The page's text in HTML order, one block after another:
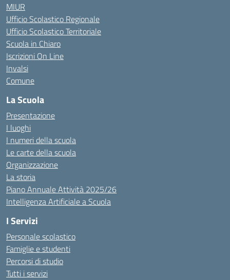
MIUR
Ufficio Scolastico Regionale
Ufficio Scolastico Territoriale
Scuola in Chiaro
Iscrizioni On Line
Invalsi
Comune
La Scuola
Presentazione
I luoghi
I numeri della scuola
Le carte della scuola
Organizzazione
La storia
Piano Annuale Attività 2025/26
Intelligenza Artificiale a Scuola
I Servizi
Personale scolastico
Famiglie e studenti
Percorsi di studio
Tutti i servizi